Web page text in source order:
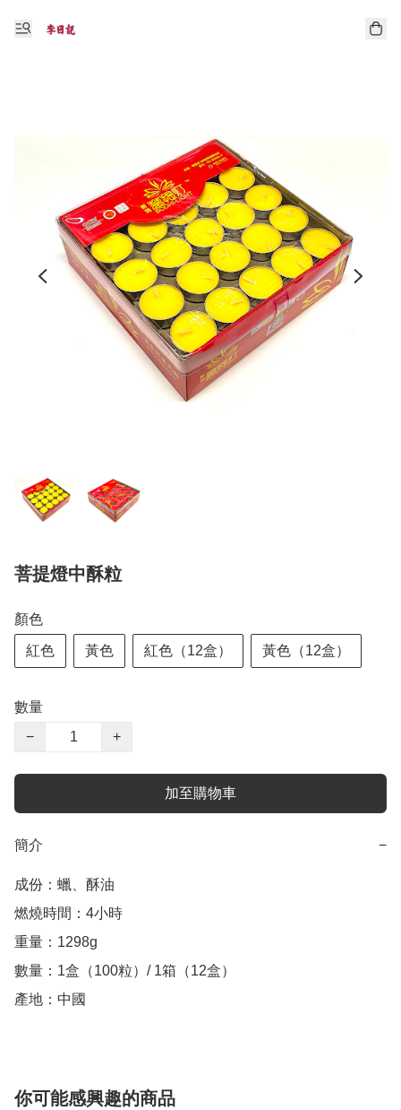
菩提燈中酥粒
顏色
紅色 黃色 紅色（12盒） 黃色（12盒）
數量
−
+
加至購物車
簡介 −
成份：蠟、酥油
燃燒時間：4小時
重量：1298g
數量：1盒（100粒）/ 1箱（12盒）
產地：中國
你可能感興趣的商品